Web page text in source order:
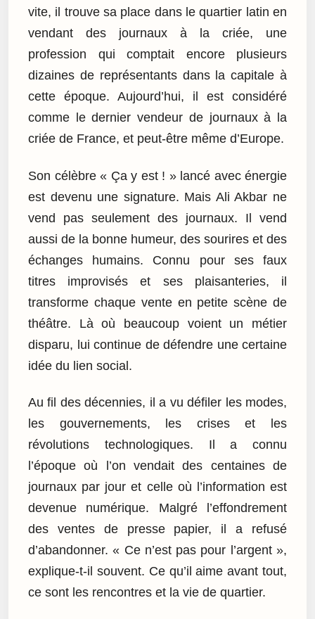
vite, il trouve sa place dans le quartier latin en
vendant des journaux à la criée, une
profession qui comptait encore plusieurs
dizaines de représentants dans la capitale à
cette époque. Aujourd’hui, il est considéré
comme le dernier vendeur de journaux à la
criée de France, et peut-être même d’Europe.
Son célèbre « Ça y est ! » lancé avec énergie
est devenu une signature. Mais Ali Akbar ne
vend pas seulement des journaux. Il vend
aussi de la bonne humeur, des sourires et des
échanges humains. Connu pour ses faux
titres improvisés et ses plaisanteries, il
transforme chaque vente en petite scène de
théâtre. Là où beaucoup voient un métier
disparu, lui continue de défendre une certaine
idée du lien social.
Au fil des décennies, il a vu défiler les modes,
les gouvernements, les crises et les
révolutions technologiques. Il a connu
l’époque où l’on vendait des centaines de
journaux par jour et celle où l’information est
devenue numérique. Malgré l’effondrement
des ventes de presse papier, il a refusé
d’abandonner. « Ce n’est pas pour l’argent »,
explique-t-il souvent. Ce qu’il aime avant tout,
ce sont les rencontres et la vie de quartier.